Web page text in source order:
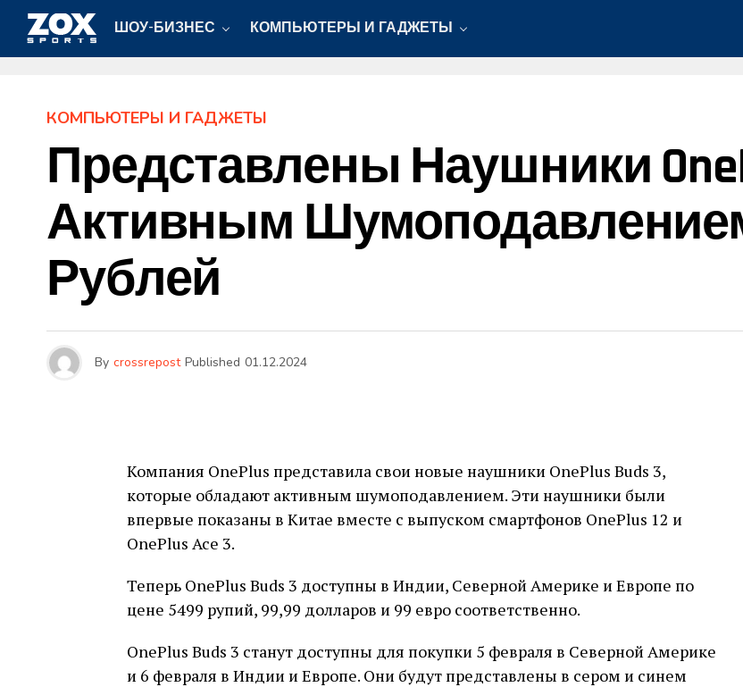
ШОУ-БИЗНЕС КОМПЬЮТЕРЫ И ГАДЖЕТЫ
КОМПЬЮТЕРЫ И ГАДЖЕТЫ
Представлены Наушники
Активным
Рублей
By crossrepost Published 01.12.2024
Компания OnePlus представила свои новые наушники OnePlus Buds 3,
которые обладают активным шумоподавлением. Эти наушники были
впервые показаны в Китае вместе с выпуском смартфонов OnePlus 12 и
OnePlus Ace 3.
Теперь OnePlus Buds 3 доступны в Индии, Северной Америке и Европе по
цене 5499 рупий, 99,99 долларов и 99 евро соответственно.
OnePlus Buds 3 станут доступны для покупки 5 февраля в Северной Америке
и 6 февраля в Индии и Европе. Они будут представлены в сером и синем